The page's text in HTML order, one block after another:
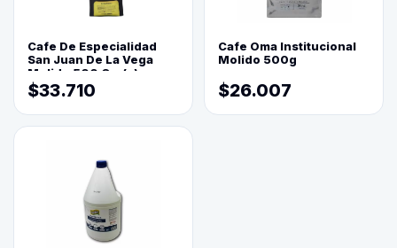
Cafe De Especialidad
San Juan De La Vega
Molido 500 Grs(=)
$33.710
Cafe Oma Institucional
Molido 500g
$26.007